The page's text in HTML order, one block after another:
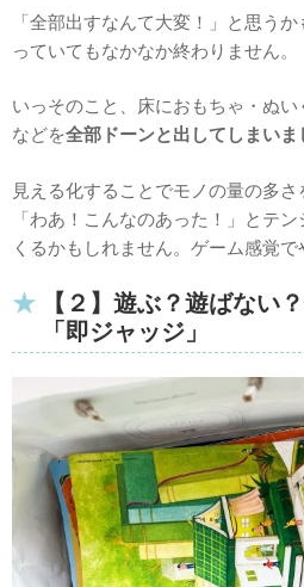
「全部出すなんて大変！」と思う
っていてもなかなか終わりません。
いっそのこと、床におもちゃ・ぬ
などを全部ドーンと出してしまいま
見える化することでモノの量の多
「わあ！こんなのあった！」とテ
くるかもしれません。 ゲーム感覚
【２】遊ぶ？遊ばない
「即ジャッジ」